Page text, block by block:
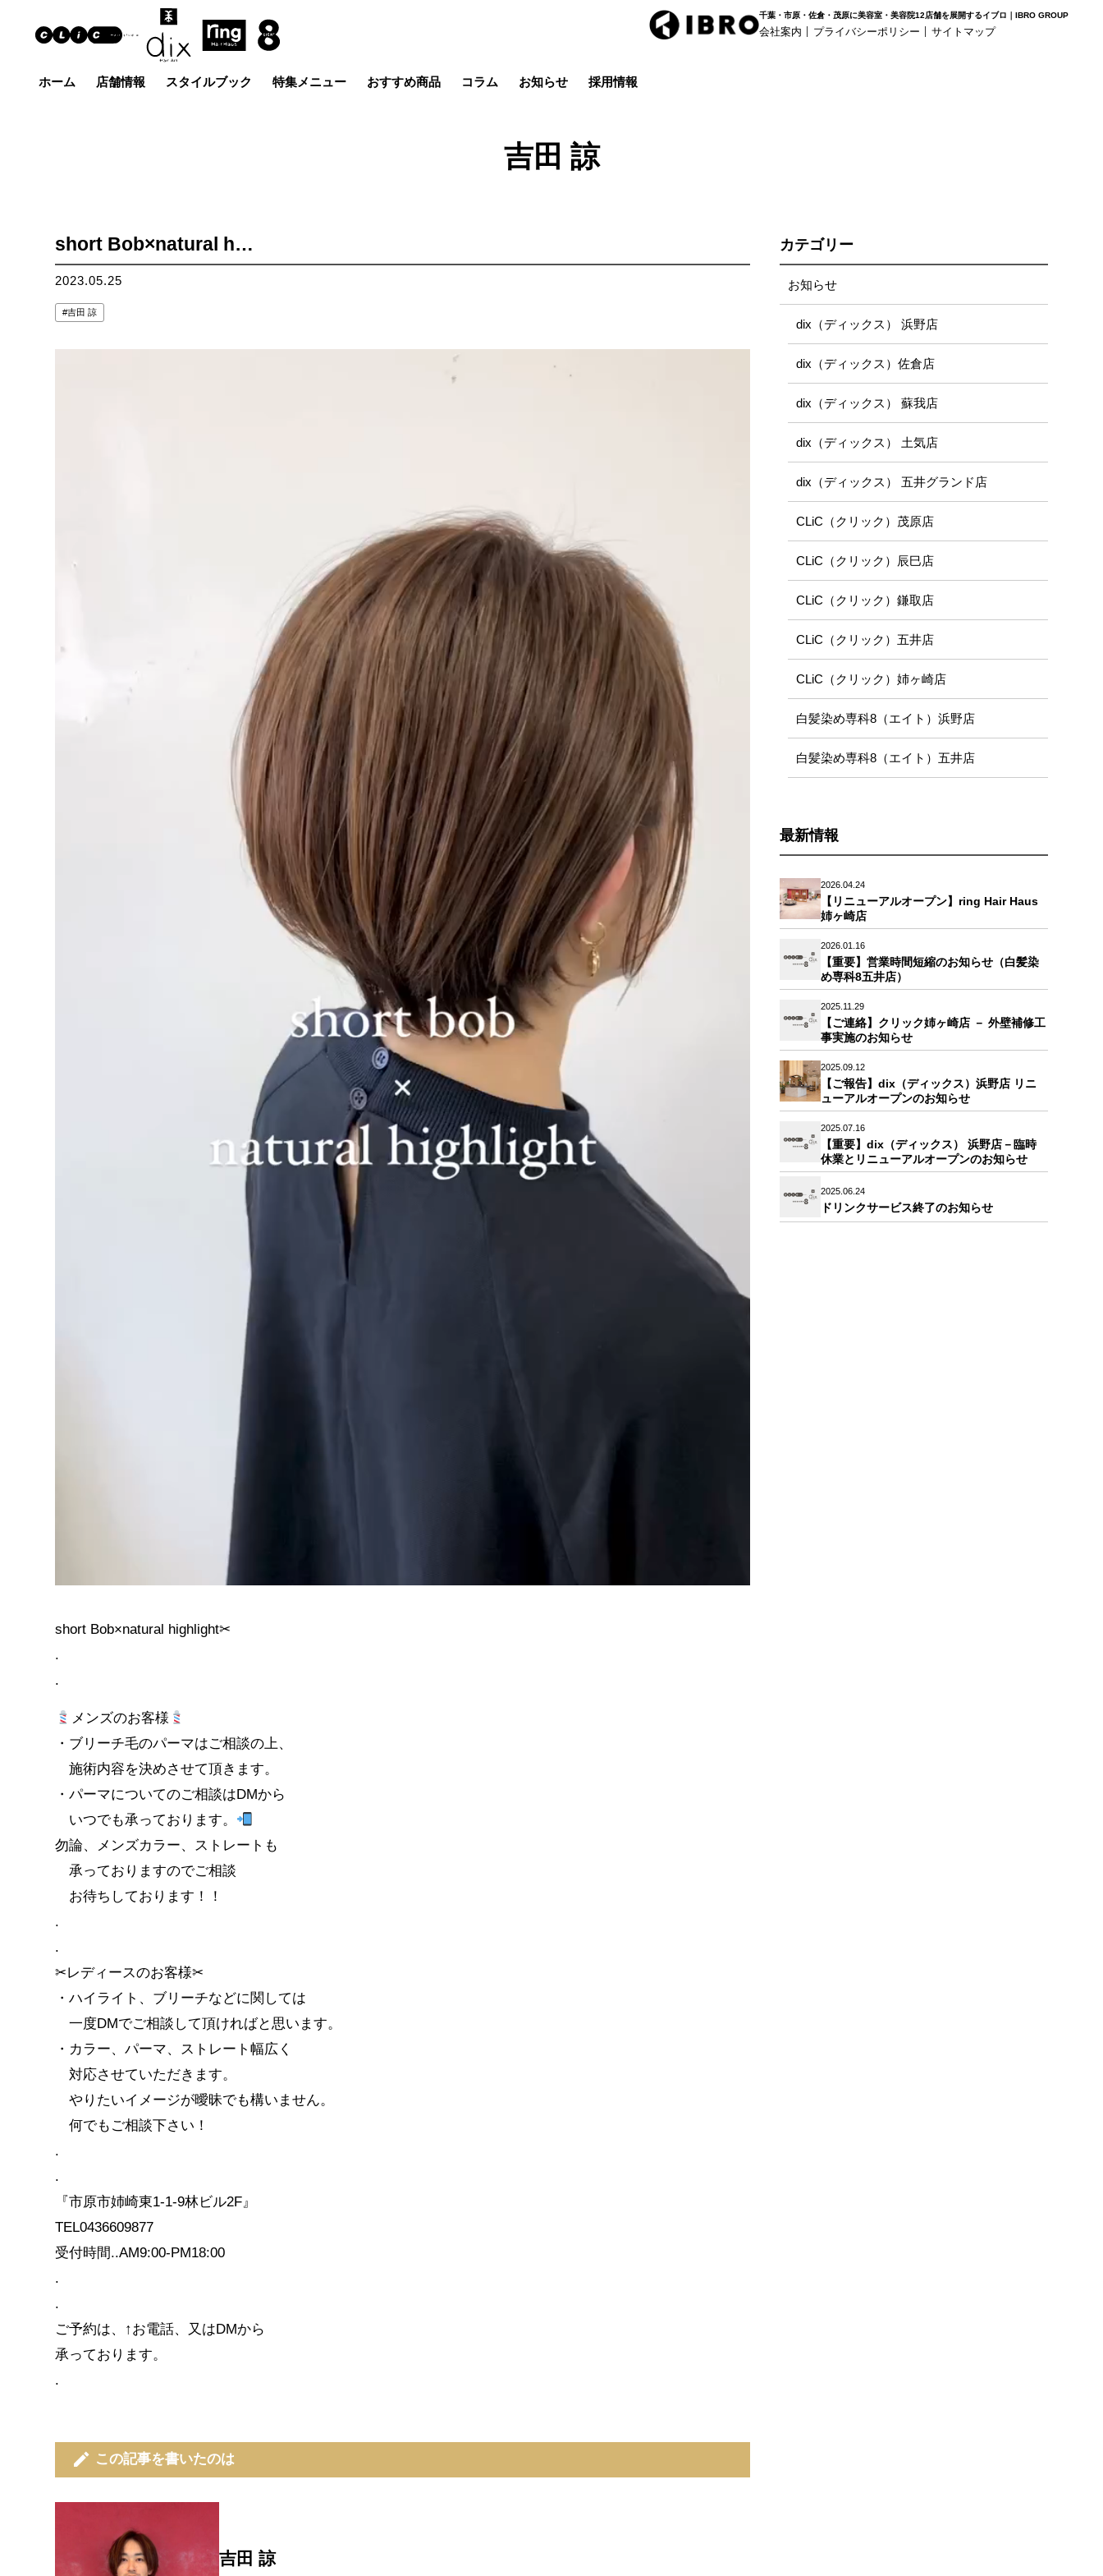
千葉・市原・佐倉・茂原に美容室・美容院12店舗を展開するイブロ｜IBRO GROUP
会社案内 プライバシーポリシー サイトマップ
ホーム 店舗情報
茂原店
スタイルブック 特集メニュー おすすめ商品 コラム お知らせ 採用情報
吉田 諒
short Bob×natural h…
2023.05.25
吉田 諒
short Bob×natural highlight✂︎
.
.
メンズのお客様
・ブリーチ毛のパーマはご相談の上、
施術内容を決めさせて頂きます。
・パーマについてのご相談はDMから
いつでも承っております。
勿論、メンズカラー、ストレートも
承っておりますのでご相談
お待ちしております！！
.
.
✂︎レディースのお客様✂︎
・ハイライト、ブリーチなどに関しては
一度DMでご相談して頂ければと思います。
・カラー、パーマ、ストレート幅広く
対応させていただきます。
やりたいイメージが曖昧でも構いません。
何でもご相談下さい！
.
.
『市原市姉崎東1-1-9林ビル2F』
TEL0436609877
受付時間..AM9:00-PM18:00
.
.
ご予約は、↑お電話、又はDMから
承っております。
.
edit この記事を書いたのは
吉田 諒
カテゴリー
お知らせ
dix（ディックス） 浜野店
dix（ディックス）佐倉店
dix（ディックス） 蘇我店
dix（ディックス） 土気店
dix（ディックス） 五井グランド店
CLiC（クリック）茂原店
CLiC（クリック）辰巳店
CLiC（クリック）鎌取店
CLiC（クリック）五井店
CLiC（クリック）姉ヶ崎店
白髪染め専科8（エイト）浜野店
白髪染め専科8（エイト）五井店
最新情報
2026.04.24
【リニューアルオープン】ring Hair Haus
姉ヶ崎店
2026.01.16
【重要】営業時間短縮のお知らせ（白髪染
め専科8五井店）
2025.11.29
【ご連絡】クリック姉ヶ崎店 － 外壁補修工
事実施のお知らせ
2025.09.12
【ご報告】dix（ディックス）浜野店 リニ
ューアルオープンのお知らせ
2025.07.16
【重要】dix（ディックス） 浜野店－臨時
休業とリニューアルオープンのお知らせ
2025.06.24
ドリンクサービス終了のお知らせ